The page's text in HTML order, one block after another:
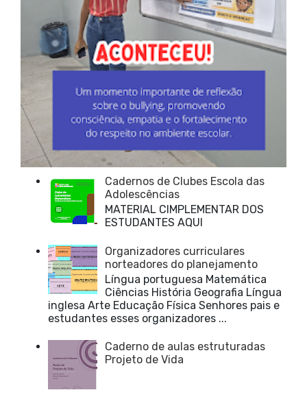
Cadernos de Clubes Escola das
Adolescências
MATERIAL CIMPLEMENTAR DOS
ESTUDANTES AQUI
Organizadores curriculares
norteadores do planejamento
Língua portuguesa Matemática
Ciências História Geografia Língua
inglesa Arte Educação Física Senhores pais e
estudantes esses organizadores ...
Caderno de aulas estruturadas
Projeto de Vida